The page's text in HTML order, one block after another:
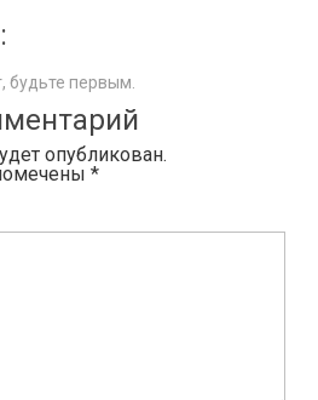
будьте первым.
опубликован.
*